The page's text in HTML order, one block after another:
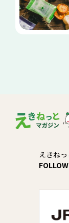
えきね